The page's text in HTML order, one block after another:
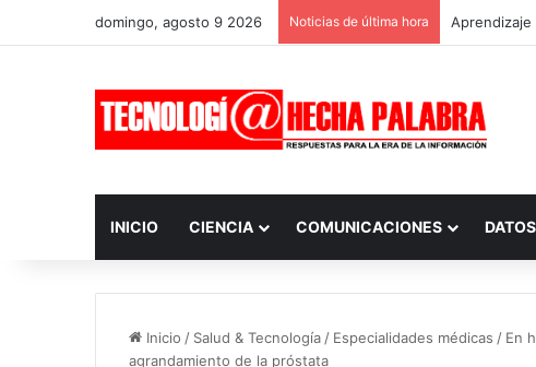
domingo, agosto 9 2026 Noticias de última hora Aprendizaje
INICIO CIENCIA COMUNICACIONES DATOS
Inicio / Salud & Tecnología / Especialidades médicas / En
agrandamiento de la próstata